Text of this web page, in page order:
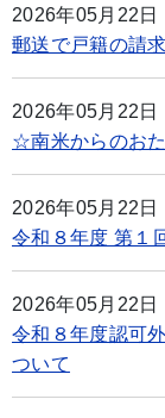
2026年05月22日
郵送で戸籍の請
2026年05月22日
☆南米からのお
2026年05月22日
令和８年度 第１
2026年05月22日
令和８年度認可
ついて